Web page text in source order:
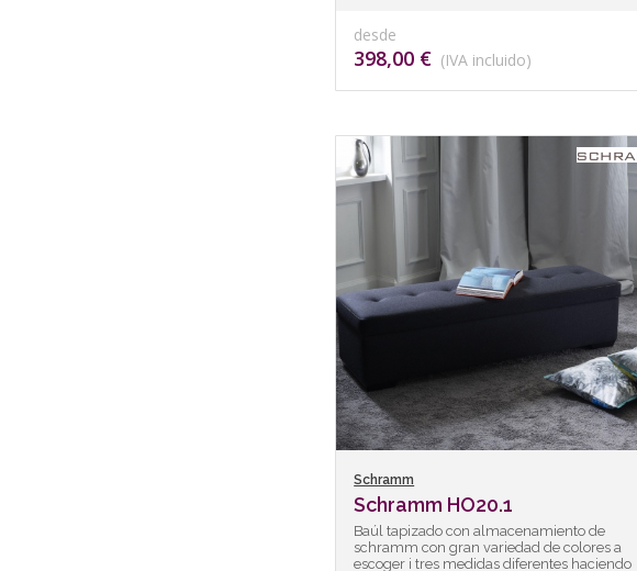
desde
398,00 € (IVA incluido)
Schramm
Schramm HO20.1
Baúl tapizado con almacenamiento de
schramm con gran variedad de colores a
escoger i tres medidas diferentes haciendo